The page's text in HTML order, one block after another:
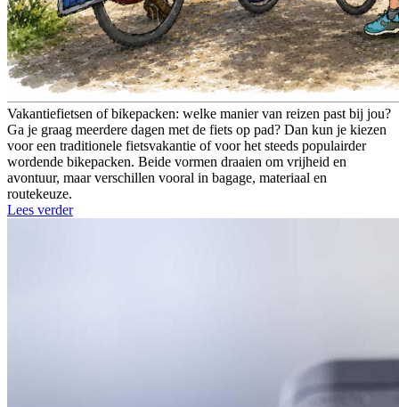
Vakantiefietsen of bikepacken: welke manier van reizen past bij jou?
Ga je graag meerdere dagen met de fiets op pad? Dan kun je kiezen
voor een traditionele fietsvakantie of voor het steeds populairder
wordende bikepacken. Beide vormen draaien om vrijheid en
avontuur, maar verschillen vooral in bagage, materiaal en
routekeuze.
Lees verder